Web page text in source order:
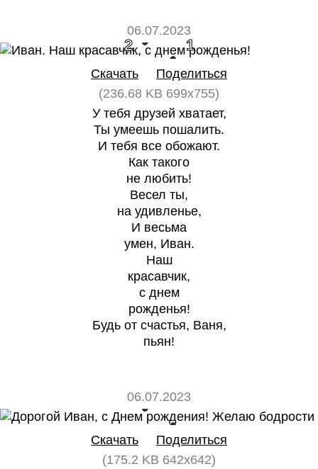
06.07.2023
2 1
Скачать
Поделиться
(236.68 KB 699x755)
У тебя друзей хватает,
Ты умеешь пошалить.
И тебя все обожают.
Как такого
не любить!
Весел ты,
на удивленье,
И весьма
умен, Иван.
Наш
красавчик,
с днем
рожденья!
Будь от счастья, Ваня,
пьян!
06.07.2023
0 0
Скачать
Поделиться
(175.2 KB 642x642)